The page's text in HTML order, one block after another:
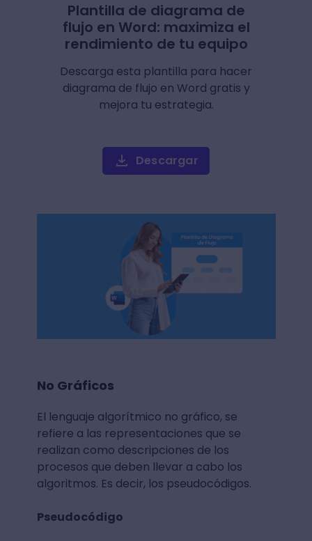
Plantilla de diagrama de
flujo en Word: maximiza el
rendimiento de tu equipo
Descarga esta plantilla para hacer
diagrama de flujo en Word gratis y
mejora tu estrategia.
Descargar
No Gráficos
El lenguaje algorítmico no gráfico, se
refiere a las representaciones que se
realizan como descripciones de los
procesos que deben llevar a cabo los
algoritmos. Es decir, los pseudocódigos.
Pseudocódigo